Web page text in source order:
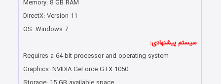
Memory: 8 GB RAM
DirectX: Version 11
OS: Windows 7
سیستم پیشنهادی:
Requires a 64-bit processor and operating system
Graphics: NVIDIA GeForce GTX 1050